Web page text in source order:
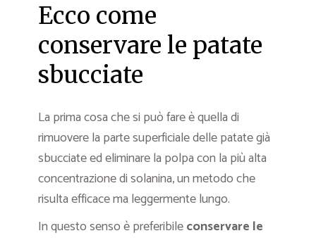
Ecco come
conservare le patate
sbucciate
La prima cosa che si può fare è quella di
rimuovere la parte superficiale delle patate già
sbucciate ed eliminare la polpa con la più alta
concentrazione di solanina, un metodo che
risulta efficace ma leggermente lungo.
In questo senso è preferibileconservare le